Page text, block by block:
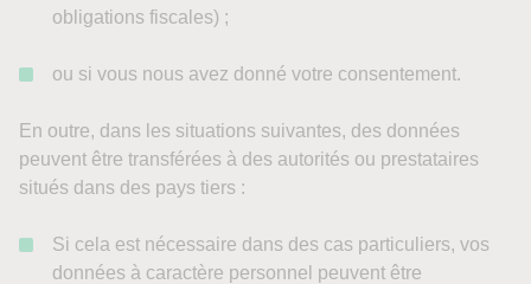
obligations fiscales) ;
ou si vous nous avez donné votre consentement.
En outre, dans les situations suivantes, des données
peuvent être transférées à des autorités ou prestataires
situés dans des pays tiers :
Si cela est nécessaire dans des cas particuliers, vos
données à caractère personnel peuvent être